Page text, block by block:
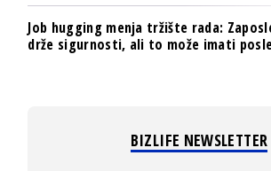
Job hugging menja tržište rada:
drže sigurnosti, ali to može imati
BIZLIFE NEWSLETTER